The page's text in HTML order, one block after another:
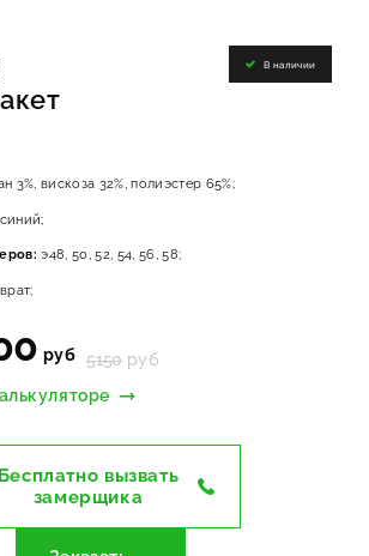
В наличии
3%, вискоза 32%, полиэстер 65%;
э48, 50, 52, 54, 56, 58;
руб 5150 руб
Бесплатно вызвать
замерщика